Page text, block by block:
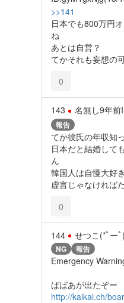
>>141
日本でも800万円
ね
あとは自営？
てかそれも妄想の
0
143 名無し9年前
報告
てか彼氏の年収知
日本だと結婚して
ん
韓国人は自慢大好
虚言じゃなければ
0
144 せつこ(*ﾟーﾟ)
NG 報告
Emergency
ばばあが出たぞー
http://kaikai.ch/